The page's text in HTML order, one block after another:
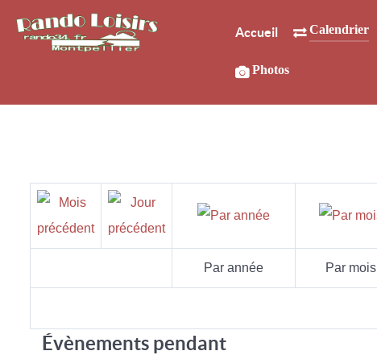
Accueil Calendrier
Photos
Par année Par mois
Évènements pendant